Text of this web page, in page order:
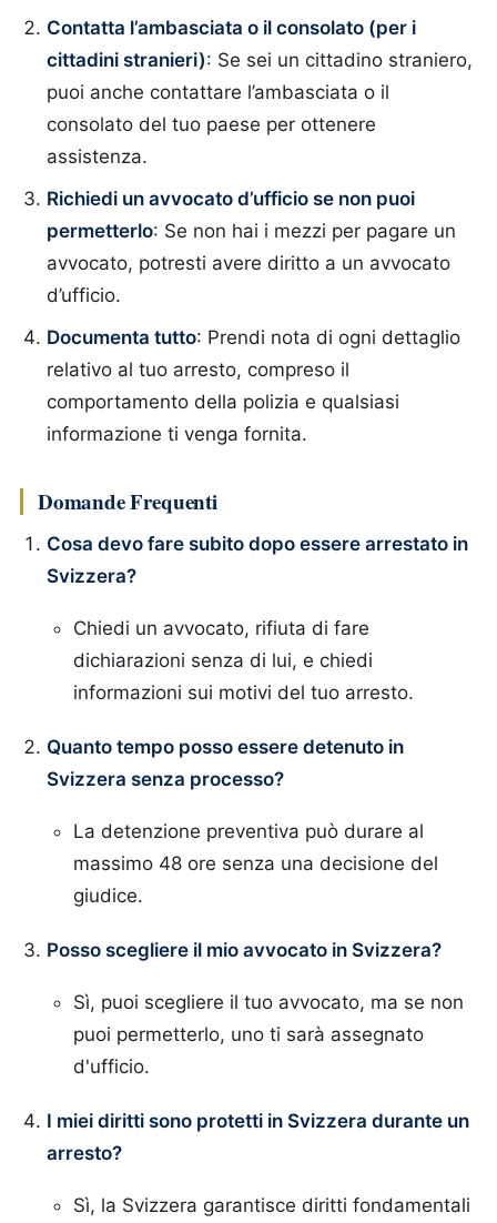
Contatta l’ambasciata o il consolato (per i
cittadini stranieri): Se sei un cittadino straniero,
puoi anche contattare l’ambasciata o il
consolato del tuo paese per ottenere
assistenza.
Richiedi un avvocato d’ufficio se non puoi
permetterlo: Se non hai i mezzi per pagare un
avvocato, potresti avere diritto a un avvocato
d’ufficio.
Documenta tutto: Prendi nota di ogni dettaglio
relativo al tuo arresto, compreso il
comportamento della polizia e qualsiasi
informazione ti venga fornita.
Domande Frequenti
Cosa devo fare subito dopo essere arrestato in
Svizzera?
Chiedi un avvocato, rifiuta di fare
dichiarazioni senza di lui, e chiedi
informazioni sui motivi del tuo arresto.
Quanto tempo posso essere detenuto in
Svizzera senza processo?
La detenzione preventiva può durare al
massimo 48 ore senza una decisione del
giudice.
Posso scegliere il mio avvocato in Svizzera?
Sì, puoi scegliere il tuo avvocato, ma se non
puoi permetterlo, uno ti sarà assegnato
d'ufficio.
I miei diritti sono protetti in Svizzera durante un
arresto?
Sì, la Svizzera garantisce diritti fondamentali